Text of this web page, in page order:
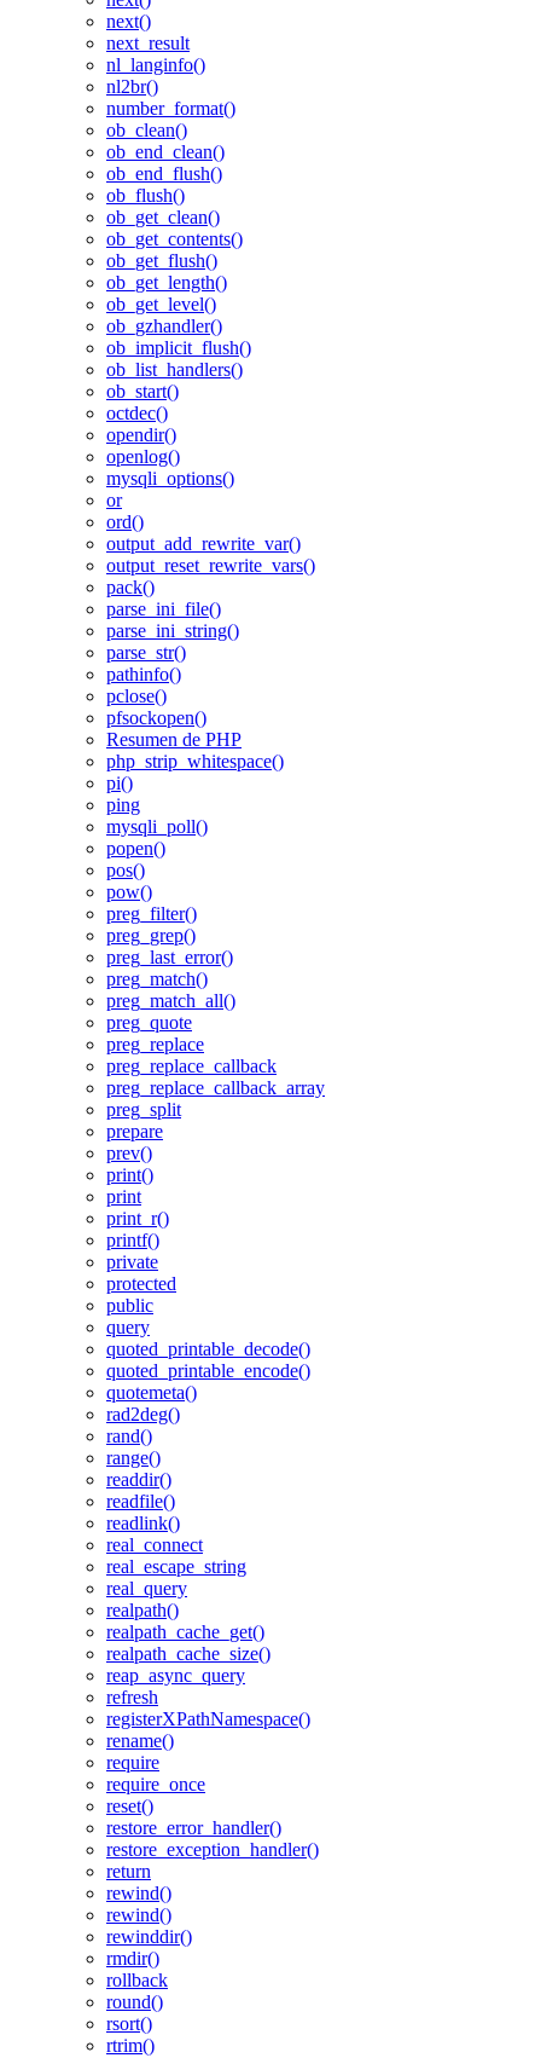
next()
next_result
nl_langinfo()
nl2br()
number_format()
ob_clean()
ob_end_clean()
ob_end_flush()
ob_flush()
ob_get_clean()
ob_get_contents()
ob_get_flush()
ob_get_length()
ob_get_level()
ob_gzhandler()
ob_implicit_flush()
ob_list_handlers()
ob_start()
octdec()
opendir()
openlog()
mysqli_options()
or
ord()
output_add_rewrite_var()
output_reset_rewrite_vars()
pack()
parse_ini_file()
parse_ini_string()
parse_str()
pathinfo()
pclose()
pfsockopen()
Resumen de PHP
php_strip_whitespace()
pi()
ping
mysqli_poll()
popen()
pos()
pow()
preg_filter()
preg_grep()
preg_last_error()
preg_match()
preg_match_all()
preg_quote
preg_replace
preg_replace_callback
preg_replace_callback_array
preg_split
prepare
prev()
print()
print
print_r()
printf()
private
protected
public
query
quoted_printable_decode()
quoted_printable_encode()
quotemeta()
rad2deg()
rand()
range()
readdir()
readfile()
readlink()
real_connect
real_escape_string
real_query
realpath()
realpath_cache_get()
realpath_cache_size()
reap_async_query
refresh
registerXPathNamespace()
rename()
require
require_once
reset()
restore_error_handler()
restore_exception_handler()
return
rewind()
rewind()
rewinddir()
rmdir()
rollback
round()
rsort()
rtrim()